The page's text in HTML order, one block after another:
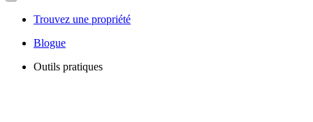
Trouvez une propriété
Blogue
Outils pratiques